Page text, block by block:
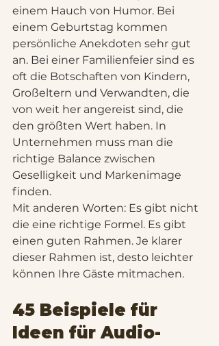
einem Hauch von Humor. Bei
einem Geburtstag kommen
persönliche Anekdoten sehr gut
an. Bei einer Familienfeier sind es
oft die Botschaften von Kindern,
Großeltern und Verwandten, die
von weit her angereist sind, die
den größten Wert haben. In
Unternehmen muss man die
richtige Balance zwischen
Geselligkeit und Markenimage
finden.
Mit anderen Worten: Es gibt nicht
die eine richtige Formel. Es gibt
einen guten Rahmen. Je klarer
dieser Rahmen ist, desto leichter
können Ihre Gäste mitmachen.
45 Beispiele für
Ideen für Audio-